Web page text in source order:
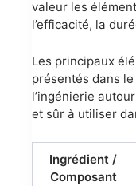
valeur les
l’efficacité, la
Les principaux
présentés dans
l’ingénierie
et sûr à utiliser
Ingrédient /
Composant